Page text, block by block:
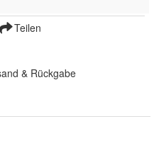
Teilen
& Rückgabe